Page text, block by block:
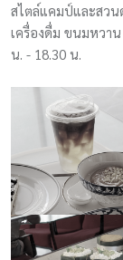
สไตล์แคมป์และสวน
เครื่องดื่ม ขนมหวา
น. - 18.30 น.